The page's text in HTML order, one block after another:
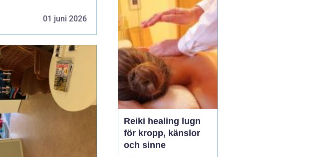
01 juni 2026
lungräddning kan vara
skillnaden mellan liv och
död. I Karlskrona väljer
många arbetsplatser och
privatpersoner att gå02
april 2026
Reiki healing lugn
för kropp, känslor
och sinne